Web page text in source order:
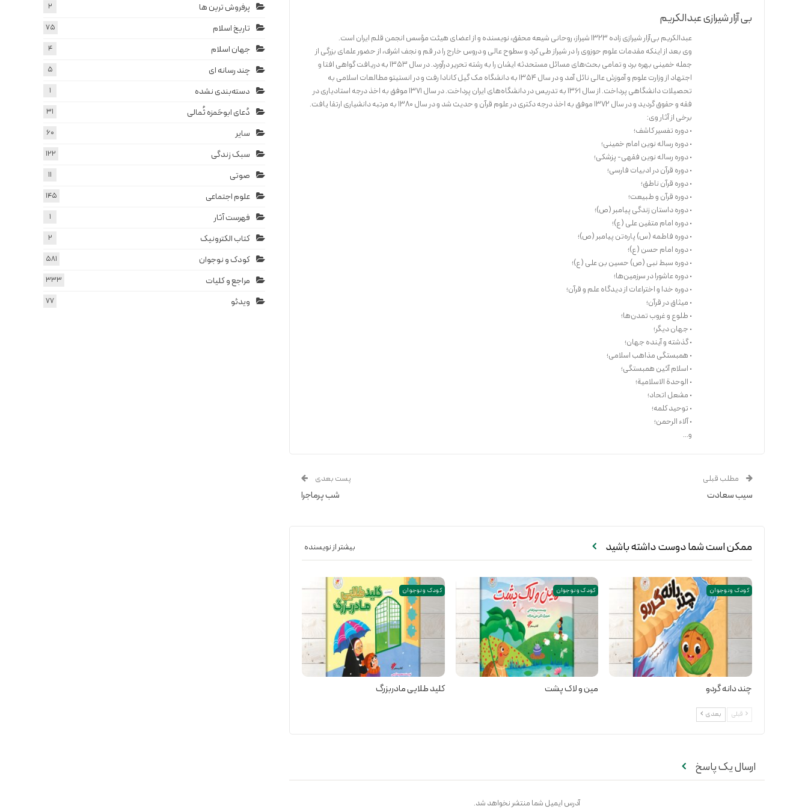
بی آزار شیرازی عبدالکریم
عبدالکریم بی‌آزار شیرازی زاده ۱۳۲۳ شیراز، روحانی شیعه محقق، نویسنده و از اعضای هیئت مؤسس انجمن قلم ایران است.
وی بعد از اینکه مقدمات علوم حوزوی را در شیراز طی کرد و سطوح عالی و دروس خارج را در قم و نجف اشرف، از حضور علمای بزرگی از
جمله خمینی بهره برد و تمامی بحث‌های مسائل مستحدثه ایشان را به رشته تحریر درآورد. در سال ۱۳۵۳ به دریافت گواهی افتا و
اجتهاد از وزارت علوم و آموزش عالی نائل آمد و در سال ۱۳۵۴ به دانشگاه مک گیل کانادا رفت و در انستیتو مطالعات اسلامی به
تحصیلات دانشگاهی پرداخت. از سال ۱۳۶۱ به تدریس در دانشگاه‌های ایران پرداخت. در سال ۱۳۷۱ موفق به اخذ درجه استادیاری در
فقه و حقوق گردید و در سال ۱۳۷۲ موفق به اخذ درجه دکتری در علوم قرآن و حدیث شد و در سال ۱۳۸۰ به مرتبه دانشیاری ارتقا یافت.
برخی از آثار وی:
• دوره تفسیر کاشف؛
• دوره رساله نوین امام خمینی؛
• دوره رساله نوین فقهی- پزشکی؛
• دوره قرآن در ادبیات فارسی؛
• دوره قرآن ناطق؛
• دوره قرآن و طبیعت؛
• دوره داستان زندگی پیامبر (ص)؛
• دوره امام متقین علی (ع)؛
• دوره فاطمه (س) پاره‌تن پیامبر (ص)؛
• دوره امام حسن (ع)؛
• دوره سبط نبی (ص) حسین بن علی (ع)؛
• دوره عاشورا در سرزمین‌ها؛
• دوره خدا و اختراعات از دیدگاه علم و قرآن؛
• میثاق در قرآن؛
• طلوع و غروب تمدن‌ها؛
• جهان دیگر؛
• گذشته و آینده جهان؛
• همبستگی مذاهب اسلامی؛
• اسلام آئین همبستگی؛
• الوحدة الاسلامیة؛
• مشعل اتحاد؛
• توحید کلمه؛
• آلاء الرحمن؛
و...
مطلب قبلی
سیب سعادت
پست بعدی
شب پرماجرا
ممکن است شما دوست داشته باشید بیشتر از نویسنده
کودک و نوجوان
چند دانه گردو
کودک و نوجوان
مین و لاک پشت
کودک و نوجوان
کلید طلایی مادربزرگ
قبلی بعدی
ارسال یک پاسخ
آدرس ایمیل شما منتشر نخواهد شد.
پرفروش ترین ها 2
تاریخ اسلام 75
جهان اسلام 4
چند رسانه ای 5
دسته‌بندی نشده 1
دُعای ابوحَمزه ثُمالی 31
سایر 60
سبک زندگی 122
صوتی 11
علوم اجتماعی 145
فهرست آثار 1
کتاب الکترونیک 2
کودک و نوجوان 581
مراجع و کلیات 333
ویدئو 77